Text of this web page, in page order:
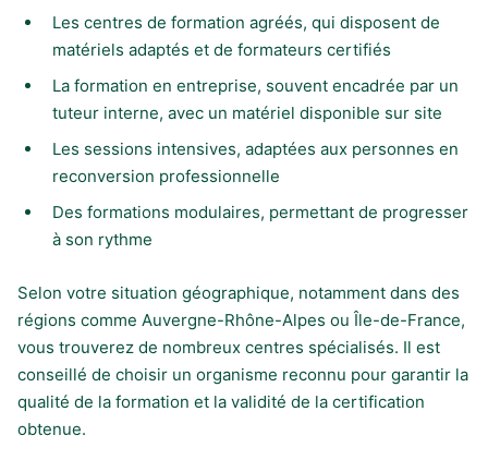
Les centres de formation agréés, qui disposent de
matériels adaptés et de formateurs certifiés
La formation en entreprise, souvent encadrée par un
tuteur interne, avec un matériel disponible sur site
Les sessions intensives, adaptées aux personnes en
reconversion professionnelle
Des formations modulaires, permettant de progresser
à son rythme
Selon votre situation géographique, notamment dans des
régions comme Auvergne-Rhône-Alpes ou Île-de-France,
vous trouverez de nombreux centres spécialisés. Il est
conseillé de choisir un organisme reconnu pour garantir la
qualité de la formation et la validité de la certification
obtenue.